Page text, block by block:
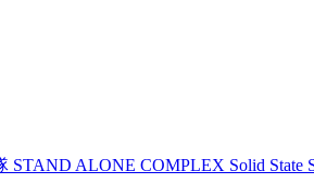
STAND ALONE COMPLEX Solid State